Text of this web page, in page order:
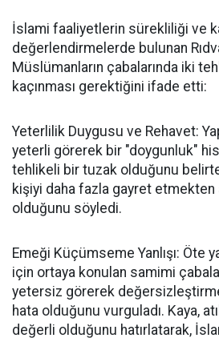
İslami faaliyetlerin sürekliliği ve
değerlendirmelerde bulunan
Müslümanların çabalarında iki
kaçınması gerektiğini ifade etti:
Yeterlilik Duygusu ve Rehavet:
yeterli görerek bir "doygunluk"
tehlikeli bir tuzak olduğunu
kişiyi daha fazla gayret etmekten
olduğunu söyledi.
Emeği Küçümseme Yanlışı: Öte
için ortaya konulan samimi
yetersiz görerek
hata olduğunu vurguladı. Kaya,
değerli olduğunu hatırlatarak,